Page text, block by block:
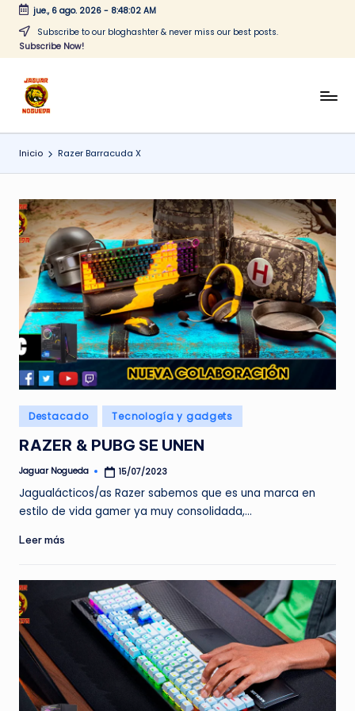
Saltar
jue., 6 ago. 2026- 8:48:02 AM
Subscribe to our bloghashter & never miss our best posts.
Subscribe Now!
J
a
g
a
r
N
g
u
e
d
a
CONTENIDO
Inicio Razer Barracuda X
Publicado
en
Destacado Tecnología y gadgets
RAZER & PUBG SE UNEN
Publicado
Jaguar Nogueda 15/07/2023
Jagualácticos/as Razer sabemos que es una marca en
estilo de vida gamer ya muy consolidada,…
Leer más